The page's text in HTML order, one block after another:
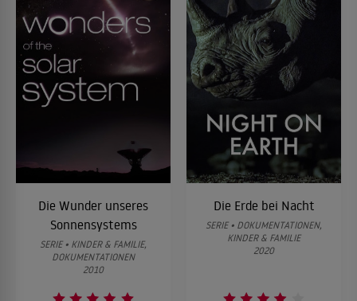
Die Wunder unseres
Sonnensystems
SERIE • KINDER & FAMILIE,
DOKUMENTATIONEN
2010
Die Erde bei Nacht
SERIE • DOKUMENTATIONEN,
KINDER & FAMILIE
2020